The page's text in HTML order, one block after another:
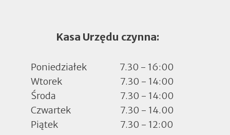
Kasa Urzędu czynna:
Poniedziałek
7.30 - 16:00
Wtorek
7.30 - 14:00
Środa
7.30 - 14:00
Czwartek
7.30 - 14.00
Piątek
7.30 - 12:00